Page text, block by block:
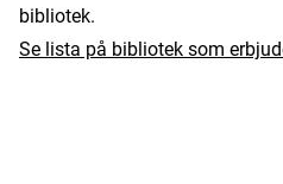
bibliotek.
Se lista på bibliotek som